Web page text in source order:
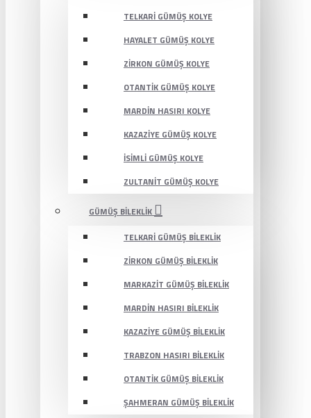
TELKARI GÜMÜŞ KOLYE
HAYALET GÜMÜŞ KOLYE
ZIRKON GÜMÜŞ KOLYE
OTANTIK GÜMÜŞ KOLYE
MARDIN HASIRI KOLYE
KAZAZIYE GÜMÜŞ KOLYE
İSIMLI GÜMÜŞ KOLYE
ZULTANIT GÜMÜŞ KOLYE
GÜMÜŞ BILEKLIK
TELKARI GÜMÜŞ BILEKLIK
ZIRKON GÜMÜŞ BILEKLIK
MARKAZIT GÜMÜŞ BILEKLIK
MARDIN HASIRI BILEKLIK
KAZAZIYE GÜMÜŞ BILEKLIK
TRABZON HASIRI BILEKLIK
OTANTIK GÜMÜŞ BILEKLIK
ŞAHMERAN GÜMÜŞ BILEKLIK